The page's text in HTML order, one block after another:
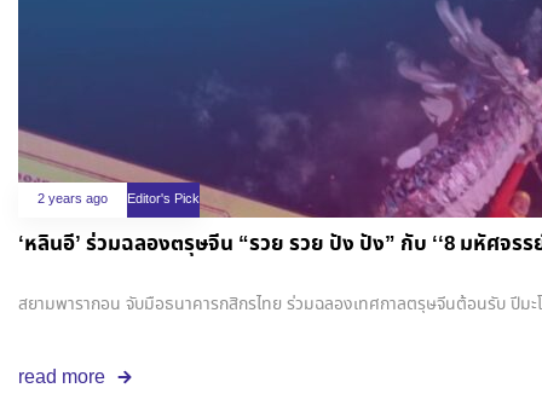
2 years ago Editor's Pick
‘หลินอี’ ร่วมฉลองตรุษจีน “รวย รวย ปัง ปัง” กับ ‘‘8 มหัศจร
สยามพารากอน จับมือธนาคารกสิกรไทย ร่วมฉลองเทศกาลตรุษจีนต้อนรับ ปี
read more